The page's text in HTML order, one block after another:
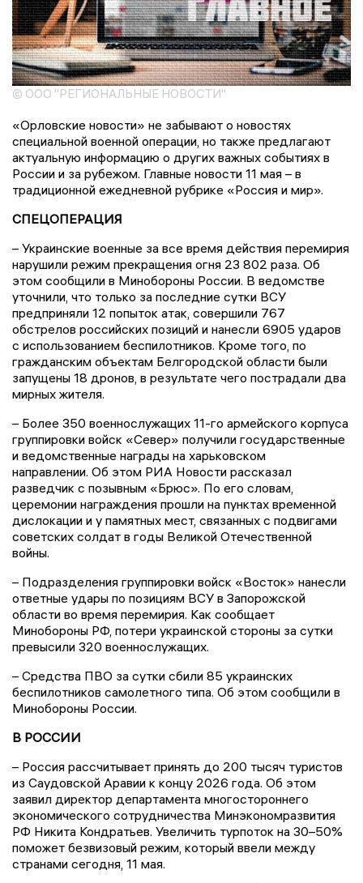
© ООО "РЕГИОНАЛЬНЫЕ НОВОСТИ"
«Орловские новости» не забывают о новостях
специальной военной операции, но также предлагают
актуальную информацию о других важных событиях в
России и за рубежом. Главные новости 11 мая – в
традиционной ежедневной рубрике «Россия и мир».
СПЕЦОПЕРАЦИЯ
– Украинские военные за все время действия перемирия
нарушили режим прекращения огня 23 802 раза. Об
этом сообщили в Минобороны России. В ведомстве
уточнили, что только за последние сутки ВСУ
предприняли 12 попыток атак, совершили 767
обстрелов российских позиций и нанесли 6905 ударов
с использованием беспилотников. Кроме того, по
гражданским объектам Белгородской области были
запущены 18 дронов, в результате чего пострадали два
мирных жителя.
– Более 350 военнослужащих 11-го армейского корпуса
группировки войск «Север» получили государственные
и ведомственные награды на харьковском
направлении. Об этом РИА Новости рассказал
разведчик с позывным «Брюс». По его словам,
церемонии награждения прошли на пунктах временной
дислокации и у памятных мест, связанных с подвигами
советских солдат в годы Великой Отечественной
войны.
– Подразделения группировки войск «Восток» нанесли
ответные удары по позициям ВСУ в Запорожской
области во время перемирия. Как сообщает
Минобороны РФ, потери украинской стороны за сутки
превысили 320 военнослужащих.
– Средства ПВО за сутки сбили 85 украинских
беспилотников самолетного типа. Об этом сообщили в
Минобороны России.
В РОССИИ
– Россия рассчитывает принять до 200 тысяч туристов
из Саудовской Аравии к концу 2026 года. Об этом
заявил директор департамента многостороннего
экономического сотрудничества Минэкономразвития
РФ Никита Кондратьев. Увеличить турпоток на 30–50%
поможет безвизовый режим, который ввели между
странами сегодня, 11 мая.